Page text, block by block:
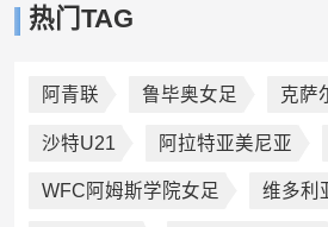
热门TAG
阿青联 鲁毕奥女足 克萨
沙特U21 阿拉特亚美尼亚
WFC阿姆斯学院女足 维多利